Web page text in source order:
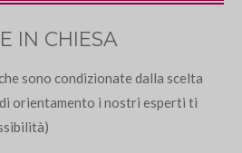
IN CHIESA
sono condizionate dalla scelta
orientamento i nostri esperti ti